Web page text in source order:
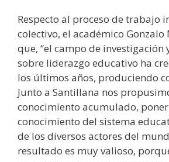
Respecto al proceso de trabajo
colectivo, el académico Gonzalo
que, “el campo de investigación
sobre liderazgo educativo ha
los últimos años, produciendo
Junto a Santillana nos
conocimiento acumulado,
conocimiento del sistema
de los diversos actores del
resultado es muy valioso,